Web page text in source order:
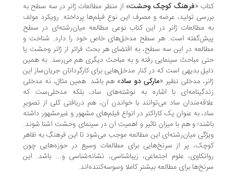
«فرهنگ کوچک وحشت» از منظر مطالعات ژانر در سه سطح به
تولید، عرضه و مصرف این نوع فیلم‌ها پرداخته. رویکرد مولف
مطالعات ژانر در این کتاب نوعی مطالعه میان‌رشته‌ای در سطح
است. هر سطح مدخل‌های خاص خود را دارد. شناخت و
در این سه سطح، به اقتضای هر بحث فراتر از ژانر وحشت یا
مباحث سینمایی رفته و به مباحث دیگری هم می‌رسد. به همین
بدیهی ا‌ست که در کنار مدخل‌هایی برای کارگردانان جریان‌ساز این
مدخلی نظیر « مارکی دو ساد» هم باشد. همین مثال، نه مدخلی
با اشاره به نوشته‌های ساد، بلکه مدخلی‌ست که
ساد می‌توانند با خواندن آن، هم دریافتی کلی از تصویرِ
به عنوان یک کاراکتر در انواع فیلم‌های مشهور و غیرمشهور داشته
و هم با میزان تاثیر و اهمیت آن در سینمای وحشت آشنا شوند.
میان‌رشته‌ای این مطالعه موجب می‌شود تا این فرهنگِ به ظاهر
پر از سرنخ‌هایی برای مطالعات وسیع در حوزه‌هایی چون
علوم اجتماعی، زیباشناسی، نشانه‌شناسی و... باشد. این
برای مطالعه بیشتر کاملا وسوسه‌کننده‌اند.